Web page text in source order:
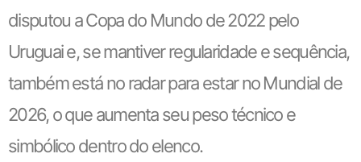
disputou a Copa do Mundo de 2022 pelo
Uruguai e, se mantiver regularidade e sequência,
também está no radar para estar no Mundial de
2026, o que aumenta seu peso técnico e
simbólico dentro do elenco.